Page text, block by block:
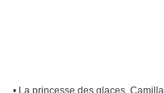
• La princesse des glaces,